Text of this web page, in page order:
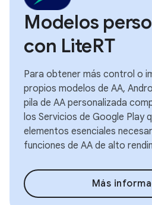
Modelos
con LiteRT
Para obtener más control o
propios modelos de AA,
pila de AA personalizada
los Servicios de Google Play
elementos esenciales
funciones de AA de alto
Más